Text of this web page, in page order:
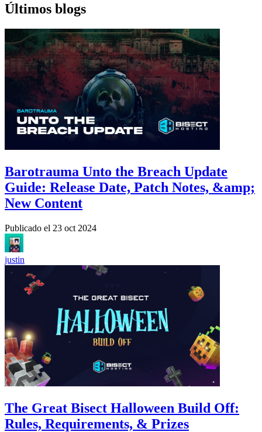
Últimos blogs
Barotrauma Unto the Breach Update
Guide: Release Date, Patch Notes, &amp;
New Content
Publicado el 23 oct 2024
justin
The Great Bisect Halloween Build Off:
Rules, Requirements, & Prizes